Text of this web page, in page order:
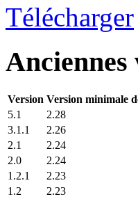
Télécharger
Anciennes
Version Version minimale
5.1
2.28
3.1.1
2.26
2.1
2.24
2.0
2.24
1.2.1
2.23
1.2
2.23